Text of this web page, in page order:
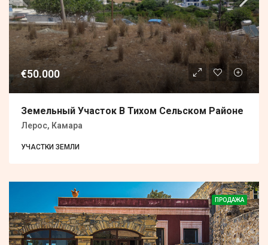
€50.000
Земельный Участок В Тихом Сельском Районе
Лерос, Камара
УЧАСТКИ ЗЕМЛИ
ПРОДАЖА